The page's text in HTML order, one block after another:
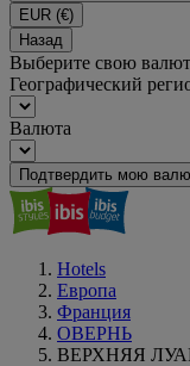
EUR (€)
Назад
Выберите свою
Географический
Валюта
Подтвердить мою
Hotels
Европа
Франция
ОВЕРНЬ
ВЕРХНЯЯ